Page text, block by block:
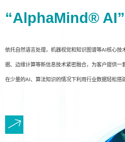
“AlphaMind®
依托自然语言处理，机器视觉和知识图谱等AI核心
据、边缘计算等新信息技术紧密融合，为客户提供一
在少量的AI、算法知识的情况下利用行业数据轻松搭